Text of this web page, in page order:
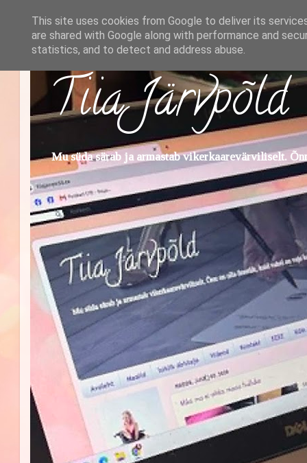
Tiia Järvpõld
Mu süda särab ja armastab vikerkaarevärviliselt.
This site uses cookies from Google to deliver its
are shared with Google along with performance and
statistics, and to detect and address abuse.